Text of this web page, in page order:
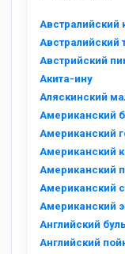
Австралийский
Австралийский
Австрийский
Акита-ину
Аляскинский
Американский
Американский
Американский
Американский
Американский
Американский
Английский
Английский